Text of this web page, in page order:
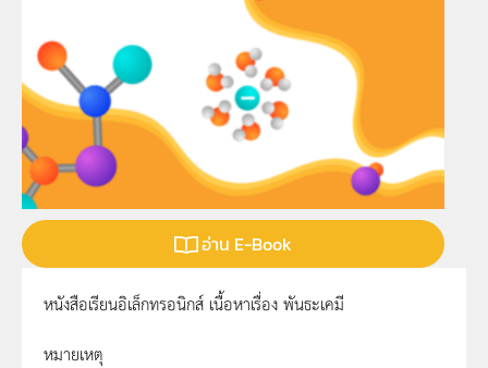
อ่าน E-Book
หนังสือเรียนอิเล็กทรอนิกส์ เนื้อหาเรื่อง พันธะเคมี
หมายเหตุ